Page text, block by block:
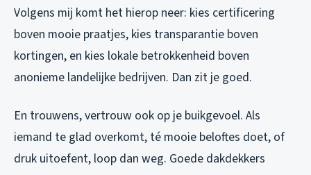
Volgens mij komt het hierop neer: kies certificering
boven mooie praatjes, kies transparantie boven
kortingen, en kies lokale betrokkenheid boven
anonieme landelijke bedrijven. Dan zit je goed.
En trouwens, vertrouw ook op je buikgevoel. Als
iemand te glad overkomt, té mooie beloftes doet, of
druk uitoefent, loop dan weg. Goede dakdekkers